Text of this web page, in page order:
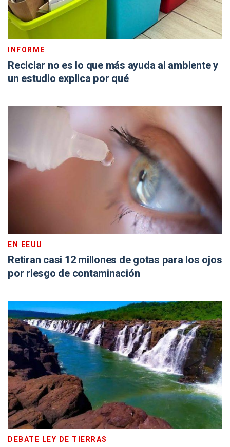
INFORME
Reciclar no es lo que más ayuda al ambiente y
un estudio explica por qué
EN EEUU
Retiran casi 12 millones de gotas para los ojos
por riesgo de contaminación
DEBATE LEY DE TIERRAS